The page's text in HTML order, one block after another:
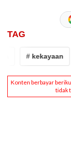
TAG
# kekayaan